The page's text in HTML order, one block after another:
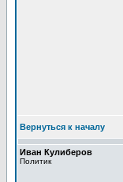
Вернуться к началу
Иван Кулиберов
Политик